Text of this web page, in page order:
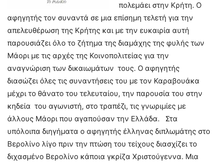
πολεμάει στην Κρήτη. Ο
αφηγητής τον συναντά σε μια επίσημη τελετή για την
απελευθέρωση της Κρήτης και με την ευκαιρία αυτή
παρουσιάζει όλο το ζήτημα της διαμάχης της φυλής των
Μάορι με τις αρχές της Κοινοπολιτείας για την
αναγνώριση των δικαιωμάτων τους. Ο αφηγητής
διασώζει όλες τις συναντήσεις του με τον Καραβουάκα
μέχρι το θάνατο του τελευταίου, την παρουσία του στην
κηδεία του αγωνιστή, στο τραπέζι, τις γνωριμίες με
άλλους Μάορι που αγαπούσαν την Ελλάδα. Στα
υπόλοιπα διηγήματα ο αφηγητής έλληνας διπλωμάτης στο
Βερολίνο λίγο πριν την πτώση του τείχους διασχίζει το
διχασμένο Βερολίνο κάποια γκρίζα Χριστούγεννα. Μια